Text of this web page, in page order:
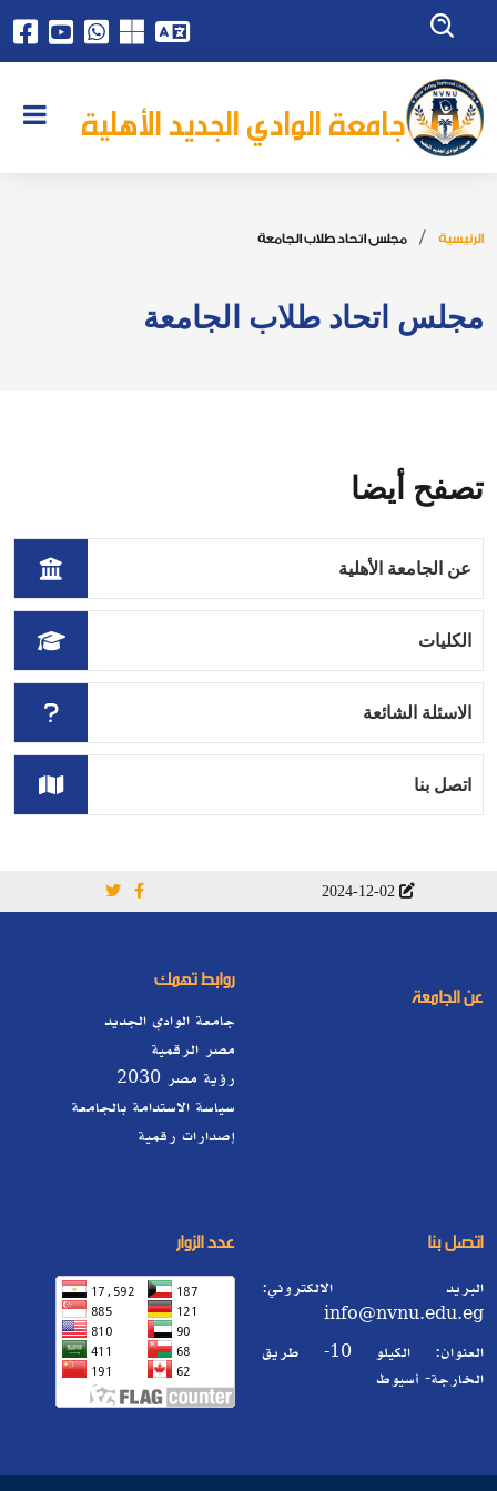
جامعة الوادي الجديد الأهلية
الرئيسية مجلس اتحاد طلاب الجامعة
مجلس اتحاد طلاب الجامعة
تصفح أيضا
عن الجامعة الأهلية
الكليات
الاسئلة الشائعة
اتصل بنا
عن الجامعة
روابط تهمك
جامعة الوادي الجديد
مصر الرقمية
رؤية مصر 2030
سياسة الاستدامة بالجامعة
إصدارات رقمية
اتصل بنا
البريد الالكتروني:
info@nvnu.edu.eg
العنوان: الكيلو 10- طريق
الخارجة- أسيوط
عدد الزوار